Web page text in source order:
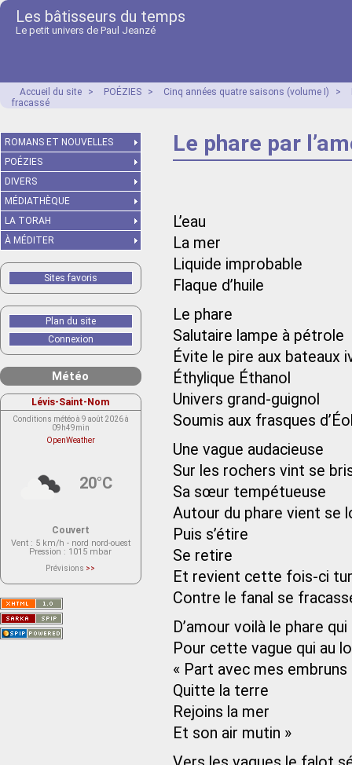
Les bâtisseurs du temps
Le petit univers de Paul Jeanzé
Accueil du site > POÉZIES > Cinq années quatre saisons (volume I) >
fracassé
Le phare par
L’eau
La mer
Liquide improbable
Flaque d’huile
Le phare
Salutaire lampe à pétrole
Évite le pire aux bateaux
Éthylique Éthanol
Univers grand-guignol
Soumis aux frasques
Une vague audacieuse
Sur les rochers vint se
Sa sœur tempétueuse
Autour du phare vient se
Puis s’étire
Se retire
Et revient cette fois-ci
Contre le fanal se
D’amour voilà le phare
Pour cette vague qui au
« Part avec mes embruns
Quitte la terre
Rejoins la mer
Et son air mutin »
ROMANS ET NOUVELLES
POÉZIES
DIVERS
MÉDIATHÈQUE
LA TORAH
À MÉDITER
Sites favoris
Plan du site
Connexion
Météo
Lévis-Saint-Nom
Conditions météo à 9 août 2026 à
09h49min
OpenWeather
20°C
Couvert
Vent : 5 km/h - nord nord-ouest
Pression : 1015 mbar
Prévisions >>
actuellement aucune prévision
Saint-Nom.
Veuillez consulter le message du
service ci-dessous.
(401 - Invalid API key. Please see
https://openweathermap.org/faq#error401